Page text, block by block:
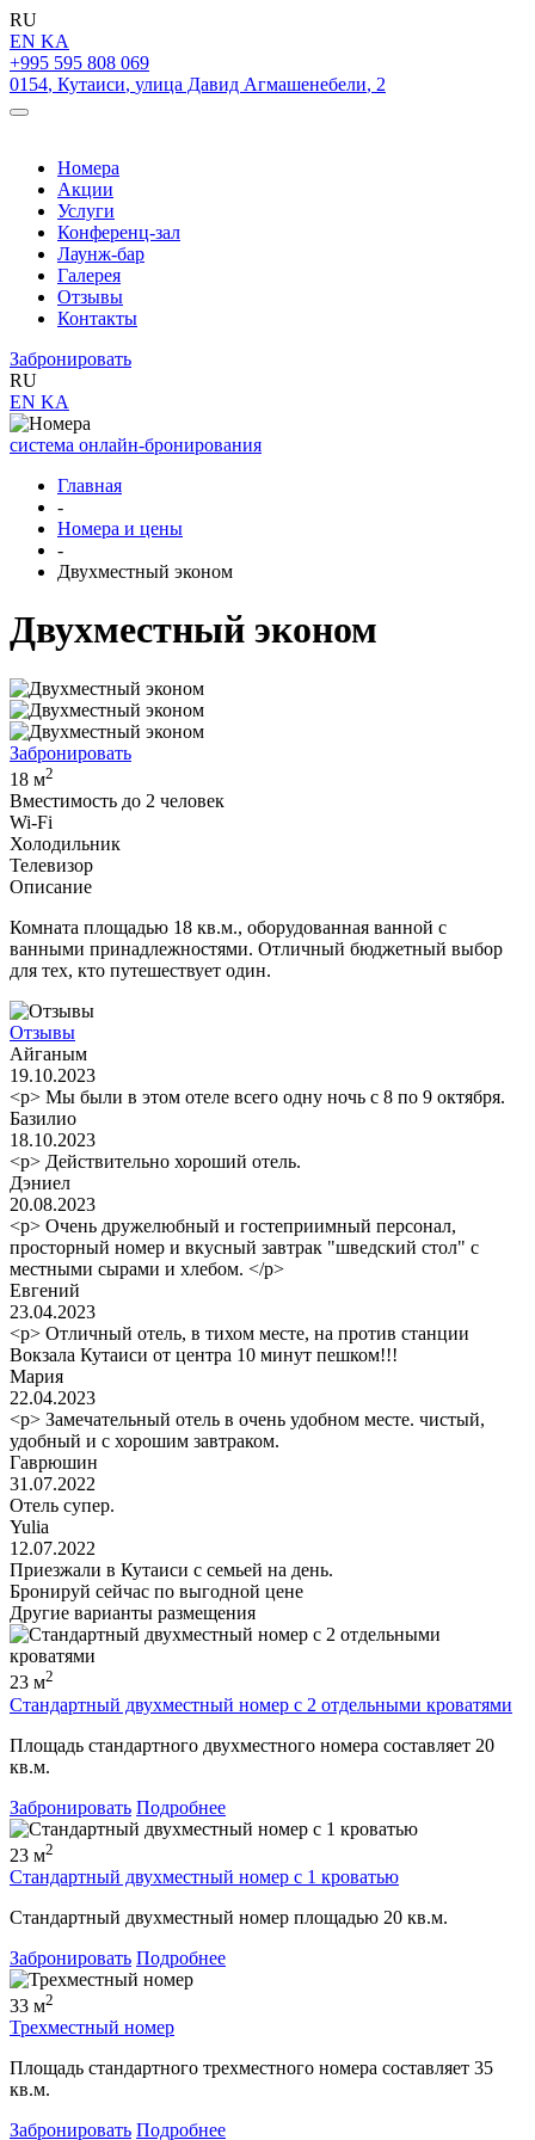
RU
EN KA
+995 595 808 069
0154, Кутаиси, улица Давид Агмашенебели, 2
Номера
Акции
Услуги
Конференц-зал
Лаунж-бар
Галерея
Отзывы
Контакты
Забронировать
RU
EN KA
система онлайн-бронирования
Главная
-
Номера и цены
-
Двухместный эконом
Двухместный эконом
Забронировать
18 м2
Вместимость до 2 человек
Wi-Fi
Холодильник
Телевизор
Описание
Комната площадью 18 кв.м., оборудованная ванной с
ванными принадлежностями. Отличный бюджетный выбор
для тех, кто путешествует один.
Отзывы
Айганым
19.10.2023
<p> Мы были в этом отеле всего одну ночь с 8 по 9 октября.
Базилио
18.10.2023
<p> Действительно хороший отель.
Дэниел
20.08.2023
<p> Очень дружелюбный и гостеприимный персонал,
просторный номер и вкусный завтрак "шведский стол" с
местными сырами и хлебом. </p>
Евгений
23.04.2023
<p> Отличный отель, в тихом месте, на против станции
Вокзала Кутаиси от центра 10 минут пешком!!!
Мария
22.04.2023
<p> Замечательный отель в очень удобном месте. чистый,
удобный и с хорошим завтраком.
Гаврюшин
31.07.2022
Отель супер.
Yulia
12.07.2022
Приезжали в Кутаиси с семьей на день.
Бронируй сейчас по выгодной цене
Другие варианты размещения
23 м2
Стандартный двухместный номер с 2 отдельными кроватями
Площадь стандартного двухместного номера составляет 20
кв.м.
Забронировать Подробнее
23 м2
Стандартный двухместный номер с 1 кроватью
Стандартный двухместный номер площадью 20 кв.м.
Забронировать Подробнее
33 м2
Трехместный номер
Площадь стандартного трехместного номера составляет 35
кв.м.
Забронировать Подробнее